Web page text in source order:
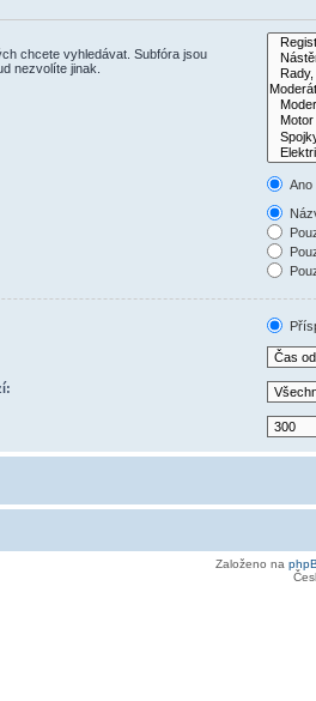
chcete vyhledávat. Subfóra jsou
nezvolíte jinak.
Ano
Založeno na